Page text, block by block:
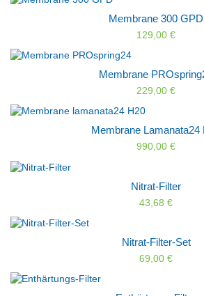
Membrane 300 GPD
129,00 €
Membrane
229,00 €
Membrane Lamanata24
990,00 €
Nitrat-Filter
43,68 €
Nitrat-Filter-Set
69,00 €